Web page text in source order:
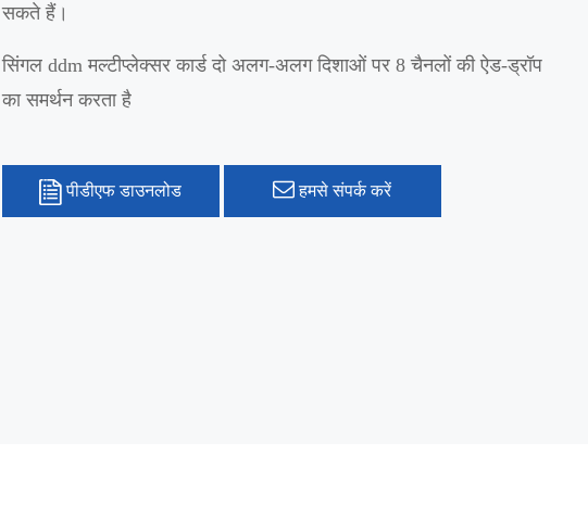
सकते हैं।
सिंगल ddm मल्टीप्लेक्सर कार्ड दो अलग-अलग दिशाओं पर 8 चैनलों की ऐड-ड्रॉप
का समर्थन करता है
पीडीएफ डाउनलोड हमसे संपर्क करें